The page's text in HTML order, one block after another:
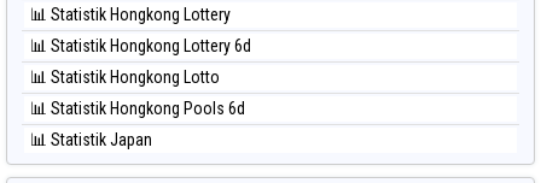
⚽ Bola Hitam Singapore
⚽ Bola Hitam Sydney
⚽ Bola Hitam Sydney Lottery
⚽ Bola Hitam Sydney Lottery 6d
⚽ Bola Hitam Sydney Lotto
📊 Statistik Hongkong Lottery
📊 Statistik Hongkong Lottery 6d
📊 Statistik Hongkong Lotto
📊 Statistik Hongkong Pools 6d
📊 Statistik Japan
📊 Statistik Japan 6d